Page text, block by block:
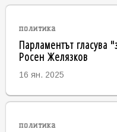
политика
Парламентът гласува
Росен Желязков
16 ян. 2025
политика